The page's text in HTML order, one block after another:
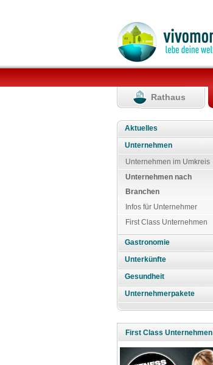
Rathaus
Aktuelles
Unternehmen
Unternehmen im Umkreis
Unternehmen nach
Branchen
Infos für Unternehmer
First Class Unternehmen
Gastronomie
Unterkünfte
Gesundheit
Unternehmerpakete
First Class Unternehmen